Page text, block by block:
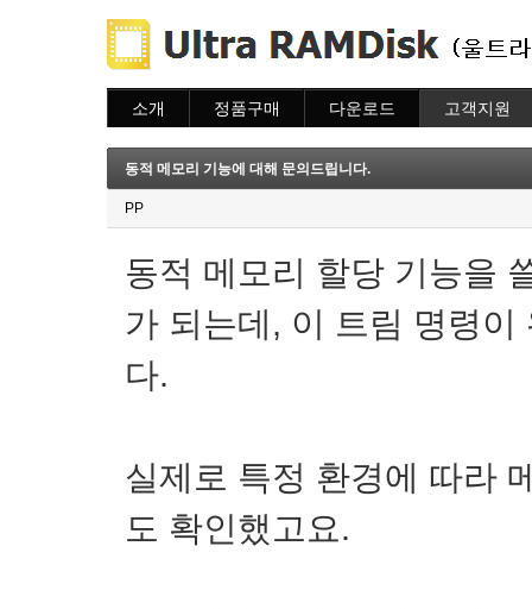
소개 정품구매
주문조회
이용안내
다운로드 고객지원
질문하기
동적 메모리 기능에 대해 문의드립니다.
PP
동적 메모리 할당 기능을
가 되는데, 이 트림 명령
다.
실제로 특정 환경에 따라
도 확인했고요.